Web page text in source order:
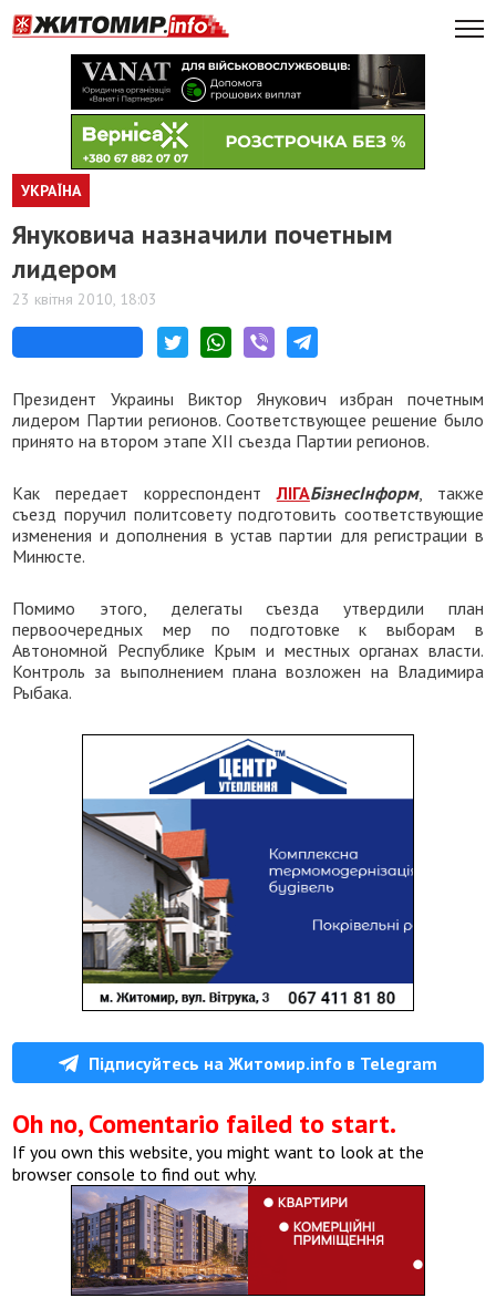
УКРАЇНА
Януковича назначили почетным
лидером
23 квітня 2010, 18:03
Президент Украины Виктор Янукович избран почетным
лидером Партии регионов. Соответствующее решение было
принято на втором этапе ХІІ съезда Партии регионов.
Как передает корреспондентЛІГАБізнесІнформ, также
съезд поручил политсовету подготовить соответствующие
изменения и дополнения в устав партии для регистрации в
Минюсте.
Помимо этого, делегаты съезда утвердили план
первоочередных мер по подготовке к выборам в
Автономной Республике Крым и местных органах власти.
Контроль за выполнением плана возложен на Владимира
Рыбака.
Підписуйтесь на Житомир.info в Telegram
Oh no, Comentario failed to start.
If you own this website, you might want to look at the
browser console to find out why.